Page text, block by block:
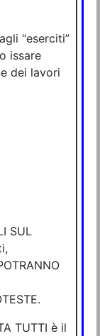
“eserciti”
issare
dei lavori
SUL
TUTTI è il